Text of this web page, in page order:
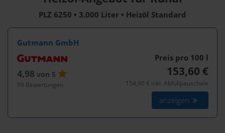
PLZ 6250 • 3.000 Liter • Heizöl Standard
Gutmann GmbH
4,98 von 5
99 Bewertungen
Preis pro 100 l
153,60 €
154,90 € inkl. Abfüllpauschale
anzeigen